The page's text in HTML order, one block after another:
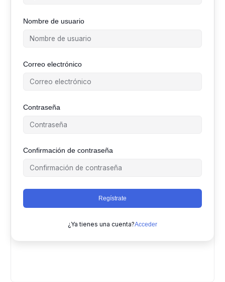
Nombre de usuario
Correo electrónico
Contraseña
Confirmación de contraseña
Regístrate
¿Ya tienes una cuenta?Acceder